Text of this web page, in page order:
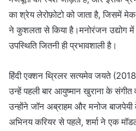
का श्रेय लेरोफ़ोटो को जाता है, जिसमें
ने कुशलता से किया है।मनोरंजन उद्योग में
उपस्थिति जितनी ही प्रभावशाली है।
हिंदी एक्शन थ्रिलर सत्यमेव जयते
उन्हें पहली बार आयुष्मान खुराना के संगीत
उन्होंने जॉन अब्राहम और मनोज
अभिनय करियर से पहले, शर्मा ने एक